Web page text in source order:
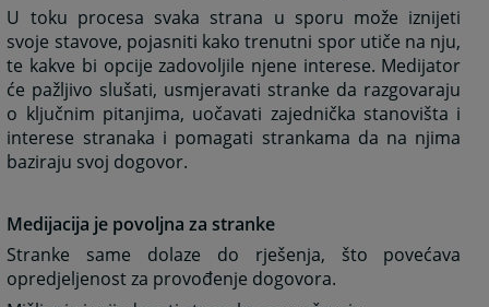
U toku procesa svaka strana u sporu može iznijeti
svoje stavove, pojasniti kako trenutni spor utiče na nju,
te kakve bi opcije zadovoljile njene interese. Medijator
će pažljivo slušati, usmjeravati stranke da razgovaraju
o ključnim pitanjima, uočavati zajednička stanovišta i
interese stranaka i pomagati strankama da na njima
baziraju svoj dogovor.
Medijacija je povoljna za stranke
Stranke same dolaze do rješenja, što povećava
opredjeljenost za provođenje dogovora.